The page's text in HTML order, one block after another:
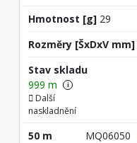
Hmotnost [g] 29
Rozměry [ŠxDxV mm]
Stav skladu
999 m
i
Další
naskladnění
50 m MQ06050